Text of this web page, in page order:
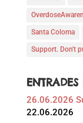
Santa Coloma
Support. Don't
ENTRADES
26.06.2026
22.06.2026